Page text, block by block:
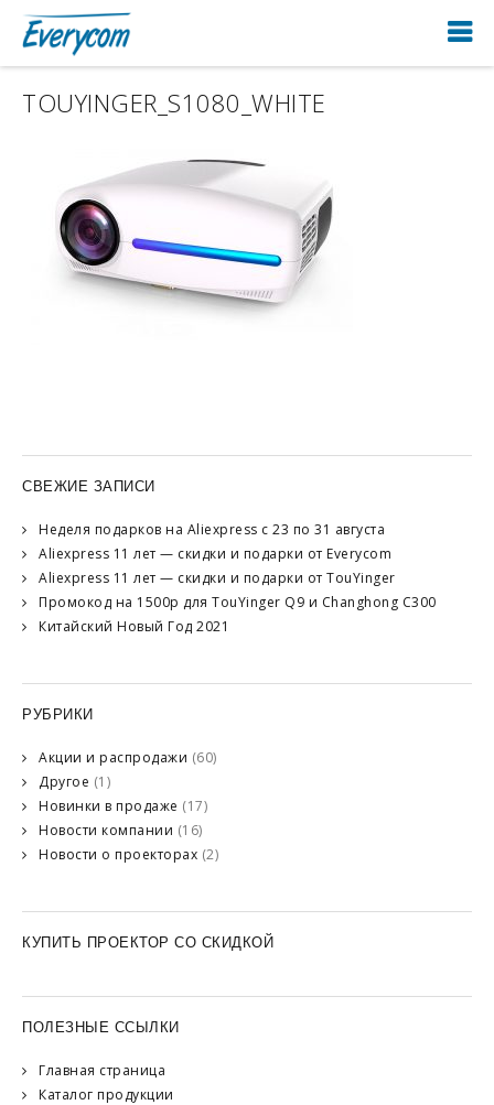
TOUYINGER_S1080_WHITE
СВЕЖИЕ ЗАПИСИ
Неделя подарков на Aliexpress с 23 по 31 августа
Aliexpress 11 лет — скидки и подарки от Everycom
Aliexpress 11 лет — скидки и подарки от TouYinger
Промокод на 1500р для TouYinger Q9 и Changhong C300
Китайский Новый Год 2021
РУБРИКИ
Акции и распродажи (60)
Другое (1)
Новинки в продаже (17)
Новости компании (16)
Новости о проекторах (2)
КУПИТЬ ПРОЕКТОР СО СКИДКОЙ
ПОЛЕЗНЫЕ ССЫЛКИ
Главная страница
Каталог продукции